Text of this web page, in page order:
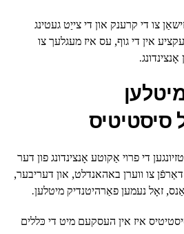
צו די קרענק און די צייַט געטינג
אין די גוף, עס איז מעגלעך צו
די פרוי אַקוטע אָנצינדונג פון דער
צו ווערן באהאנדלט, און דעריבער,
זאָל נעמען פאַרהיטנדיק מיטלען.
איז אין העסקעם מיט די כּללים